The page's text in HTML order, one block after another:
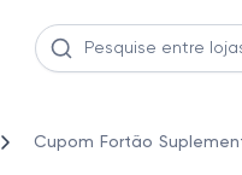
Cupom Fortão